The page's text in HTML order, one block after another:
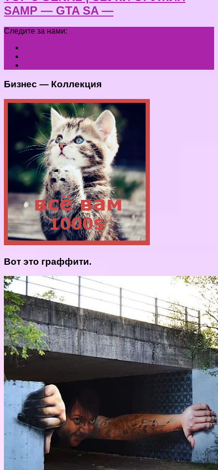
SAMP — GTA SA —
Следите за нами:
Бизнес — Коллекция
Вот это граффити.